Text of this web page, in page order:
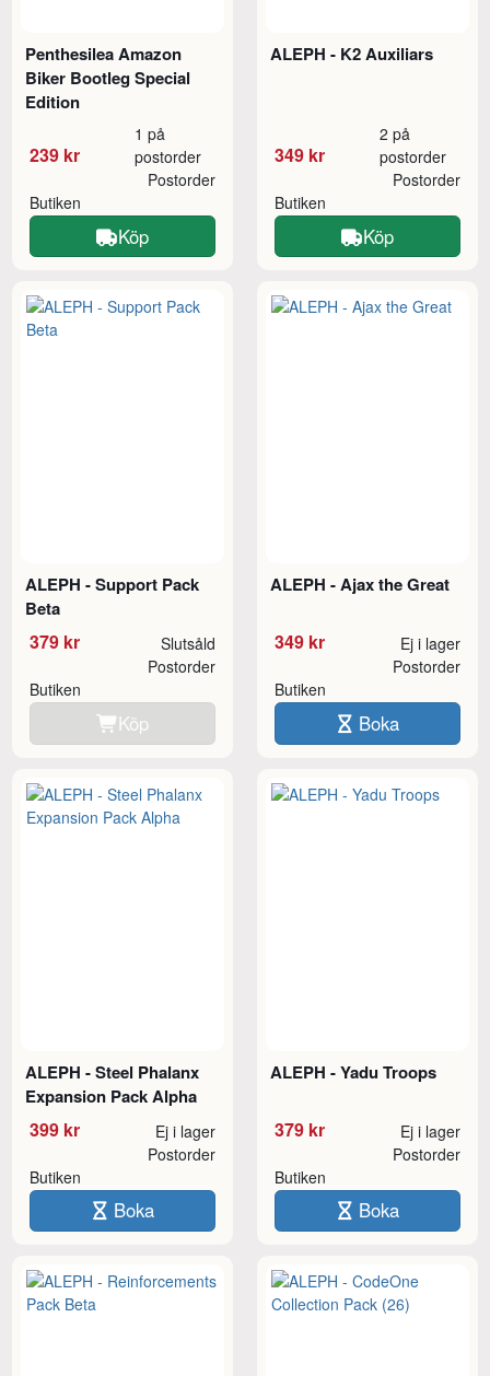
Penthesilea Amazon
Biker Bootleg Special
Edition
239 kr
1 på
postorder
Butiken
Postorder
Köp
ALEPH - K2 Auxiliars
349 kr
2 på
postorder
Butiken
Postorder
Köp
ALEPH - Support Pack
Beta
379 kr Slutsåld
Butiken
Postorder
Köp
ALEPH - Ajax the Great
349 kr Ej i lager
Butiken
Postorder
Boka
ALEPH - Steel Phalanx
Expansion Pack Alpha
399 kr Ej i lager
Butiken
Postorder
Boka
ALEPH - Yadu Troops
379 kr Ej i lager
Butiken
Postorder
Boka